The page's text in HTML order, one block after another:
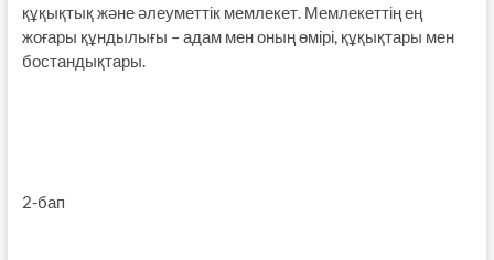
құқықтық және әлеуметтік мемлекет. Мемлекеттің ең
жоғары құндылығы – адам мен оның өмірі, құқықтары мен
бостандықтары.
2-бап